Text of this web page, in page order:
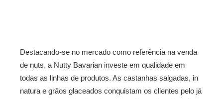
Destacando-se no mercado como referência na venda
de nuts, a Nutty Bavarian investe em qualidade em
todas as linhas de produtos. As castanhas salgadas, in
natura e grãos glaceados conquistam os clientes pelo já